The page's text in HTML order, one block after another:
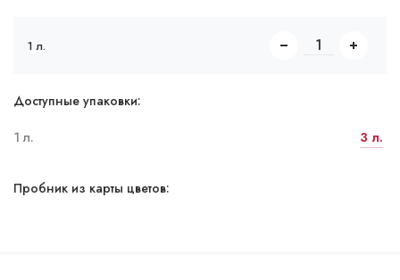
1 л.
Доступные упаковки:
1 л. 3 л.
Пробник из карты цветов: